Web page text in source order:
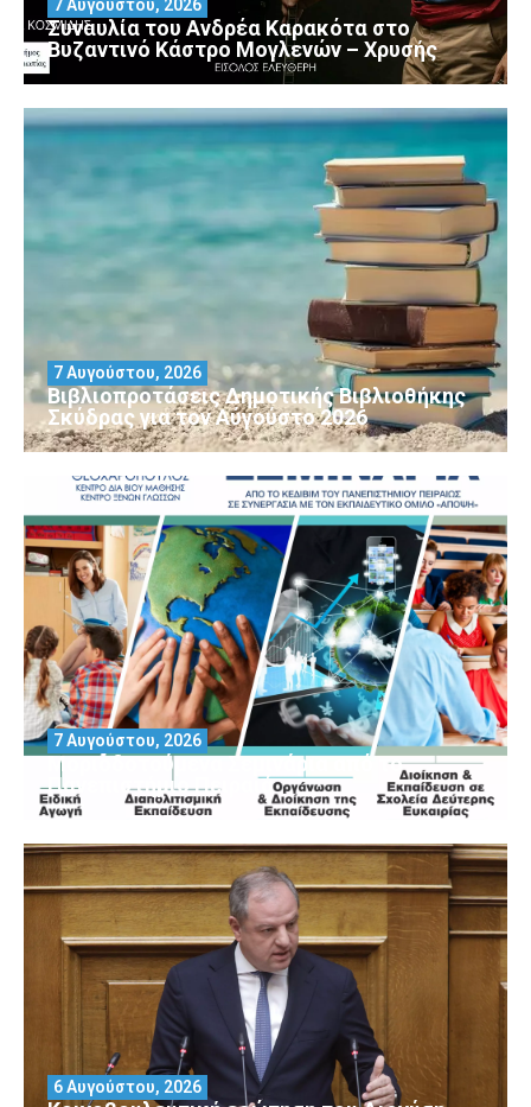
Συναυλία του Ανδρέα Καρακότα στο
Βυζαντινό Κάστρο Μογλενών – Χρυσής
7 Αυγούστου, 2026
Βιβλιοπροτάσεις Δημοτικής Βιβλιοθήκης
Σκύδρας για τον Αύγούστο 2026
7 Αυγούστου, 2026
Μοριοδοτούμενα Σεμινάρια από το
Πανεπιστήμιο Πειραιά
7 Αυγούστου, 2026
6 Αυγούστου, 2026